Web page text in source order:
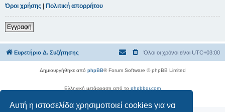
Αυτή η ιστοσελίδα χρησιμοποιεί cookies για να
Όροι χρήσης | Πολιτική απορρήτου
Εγγραφή
Ευρετήριο Δ. Συζήτησης Όλοι οι χρόνοι είναι UTC+03:00
Δημιουργήθηκε από phpBB® Forum Software © phpBB Limited
Ελληνική μετάφραση από το phpbbgr.com